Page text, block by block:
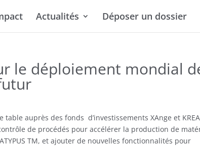
Actualités Déposer un dossier
le déploiement mondial
auprès des fonds d’investissements XAnge et
de procédés pour accélérer la production de
TM, et ajouter de nouvelles fonctionnalités pour